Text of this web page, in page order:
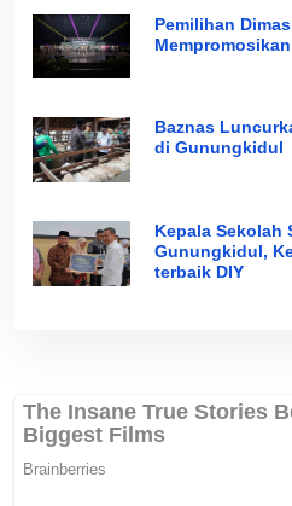
Pemilihan
Baznas
di Gunungkidul
Kepala Sekolah
Gunungkidul,
terbaik DIY